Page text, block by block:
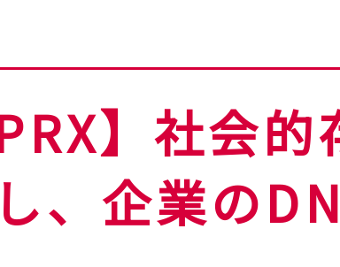
】社会的
、企業の